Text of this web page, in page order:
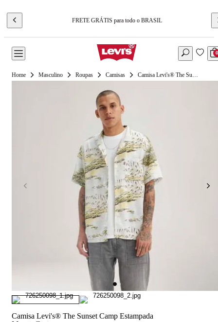
FRETE GRÁTIS para todo o BRASIL
0
Masculino Roupas Camisas Camisa Levi's® The Sunset Camp Estampada Manga Curta
Camisa Levi's® The Sunset Camp Estampada